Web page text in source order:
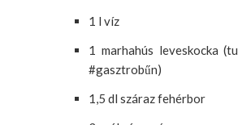
1 l víz
1 marhahús leveskocka
#gasztrobűn)
1,5 dl száraz fehérbor